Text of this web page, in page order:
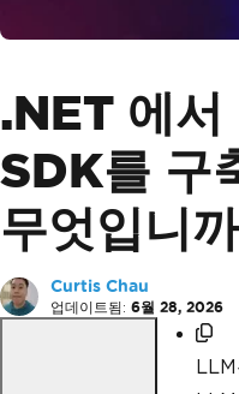
.NET 에서
SDK를 구
무엇입니
Curtis Chau
업데이트됨: 6월 28, 2026